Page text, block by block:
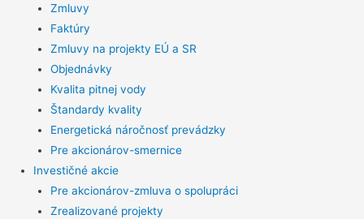
Zmluvy
Faktúry
Zmluvy na projekty EÚ a SR
Objednávky
Kvalita pitnej vody
Štandardy kvality
Energetická náročnosť prevádzky
Pre akcionárov-smernice
Investičné akcie
Pre akcionárov-zmluva o spolupráci
Zrealizované projekty